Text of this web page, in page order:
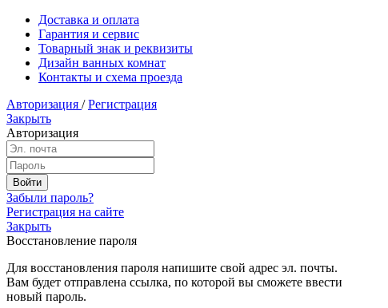
Доставка и оплата
Гарантия и сервис
Товарный знак и реквизиты
Дизайн ванных комнат
Контакты и схема проезда
Авторизация / Регистрация
Закрыть
Авторизация
Забыли пароль?
Регистрация на сайте
Закрыть
Восстановление пароля
Для восстановления пароля напишите свой адрес эл. почты.
Вам будет отправлена ссылка, по которой вы сможете ввести
новый пароль.